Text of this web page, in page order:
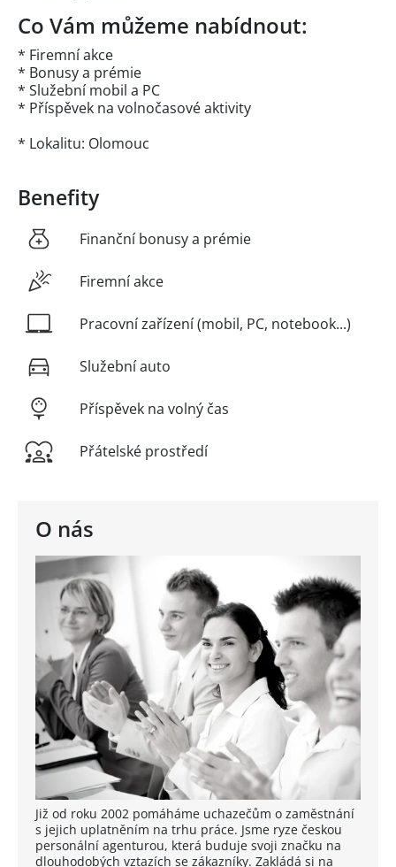
O nás
Již od roku 2002 pomáháme uchazečům o zaměstnání
s jejich uplatněním na trhu práce. Jsme ryze českou
personální agenturou, která buduje svoji značku na
dlouhodobých vztazích se zákazníky. Zakládá si na
Co Vám můžeme nabídnout:
* Firemní akce
* Bonusy a prémie
* Služební mobil a PC
* Příspěvek na volnočasové aktivity
* Lokalitu: Olomouc
Benefity
Finanční bonusy a prémie
Firemní akce
Pracovní zařízení (mobil, PC, notebook...)
Služební auto
Příspěvek na volný čas
Přátelské prostředí